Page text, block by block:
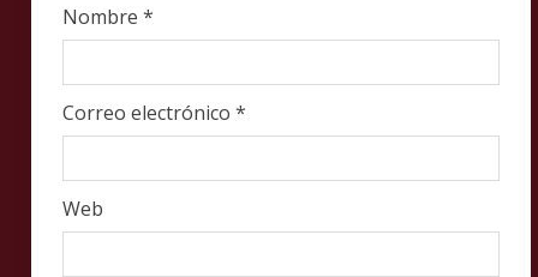
Nombre *
Correo electrónico *
Web